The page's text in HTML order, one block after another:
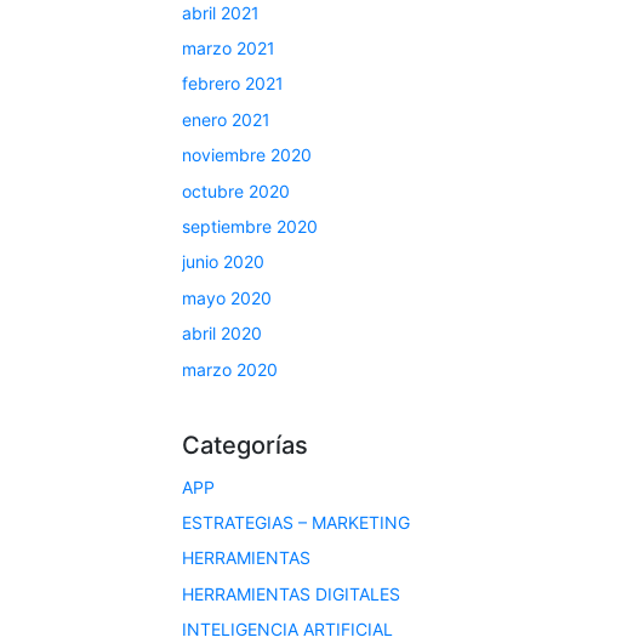
abril 2021
marzo 2021
febrero 2021
enero 2021
noviembre 2020
octubre 2020
septiembre 2020
junio 2020
mayo 2020
abril 2020
marzo 2020
Categorías
APP
ESTRATEGIAS – MARKETING
HERRAMIENTAS
HERRAMIENTAS DIGITALES
INTELIGENCIA ARTIFICIAL